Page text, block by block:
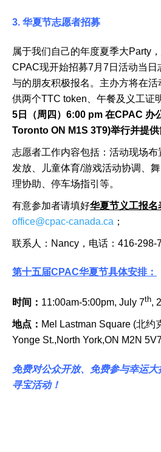
3. 华夏节志愿者招募
属于我们自己的年度夏季大Party
CPAC现开始招募7月7日活动当日
与的朋友积极报名。主办方将在
供两个TTC token、午餐及义工证
5日（周四）6:00 pm 在CPAC 办
Toronto ON M1S 3T9)举行并提供
志愿者工作内容包括：活动现场
发放、儿童体育/游戏活动协调、
理协助、停车场指引等。
有意参加者请填好华夏节义工报名
office@cpac-canada.ca ；
联系人：Nancy，电话：416-298-
第十五届CPAC华夏节具体安排：
时间： 11:00am-5:00pm, July 7th,
地点： Mel Lastman Square (北
Yonge St.,North York,ON M2N 5V7
免费对公众开放、免费参与幸运大
寻宝活动！